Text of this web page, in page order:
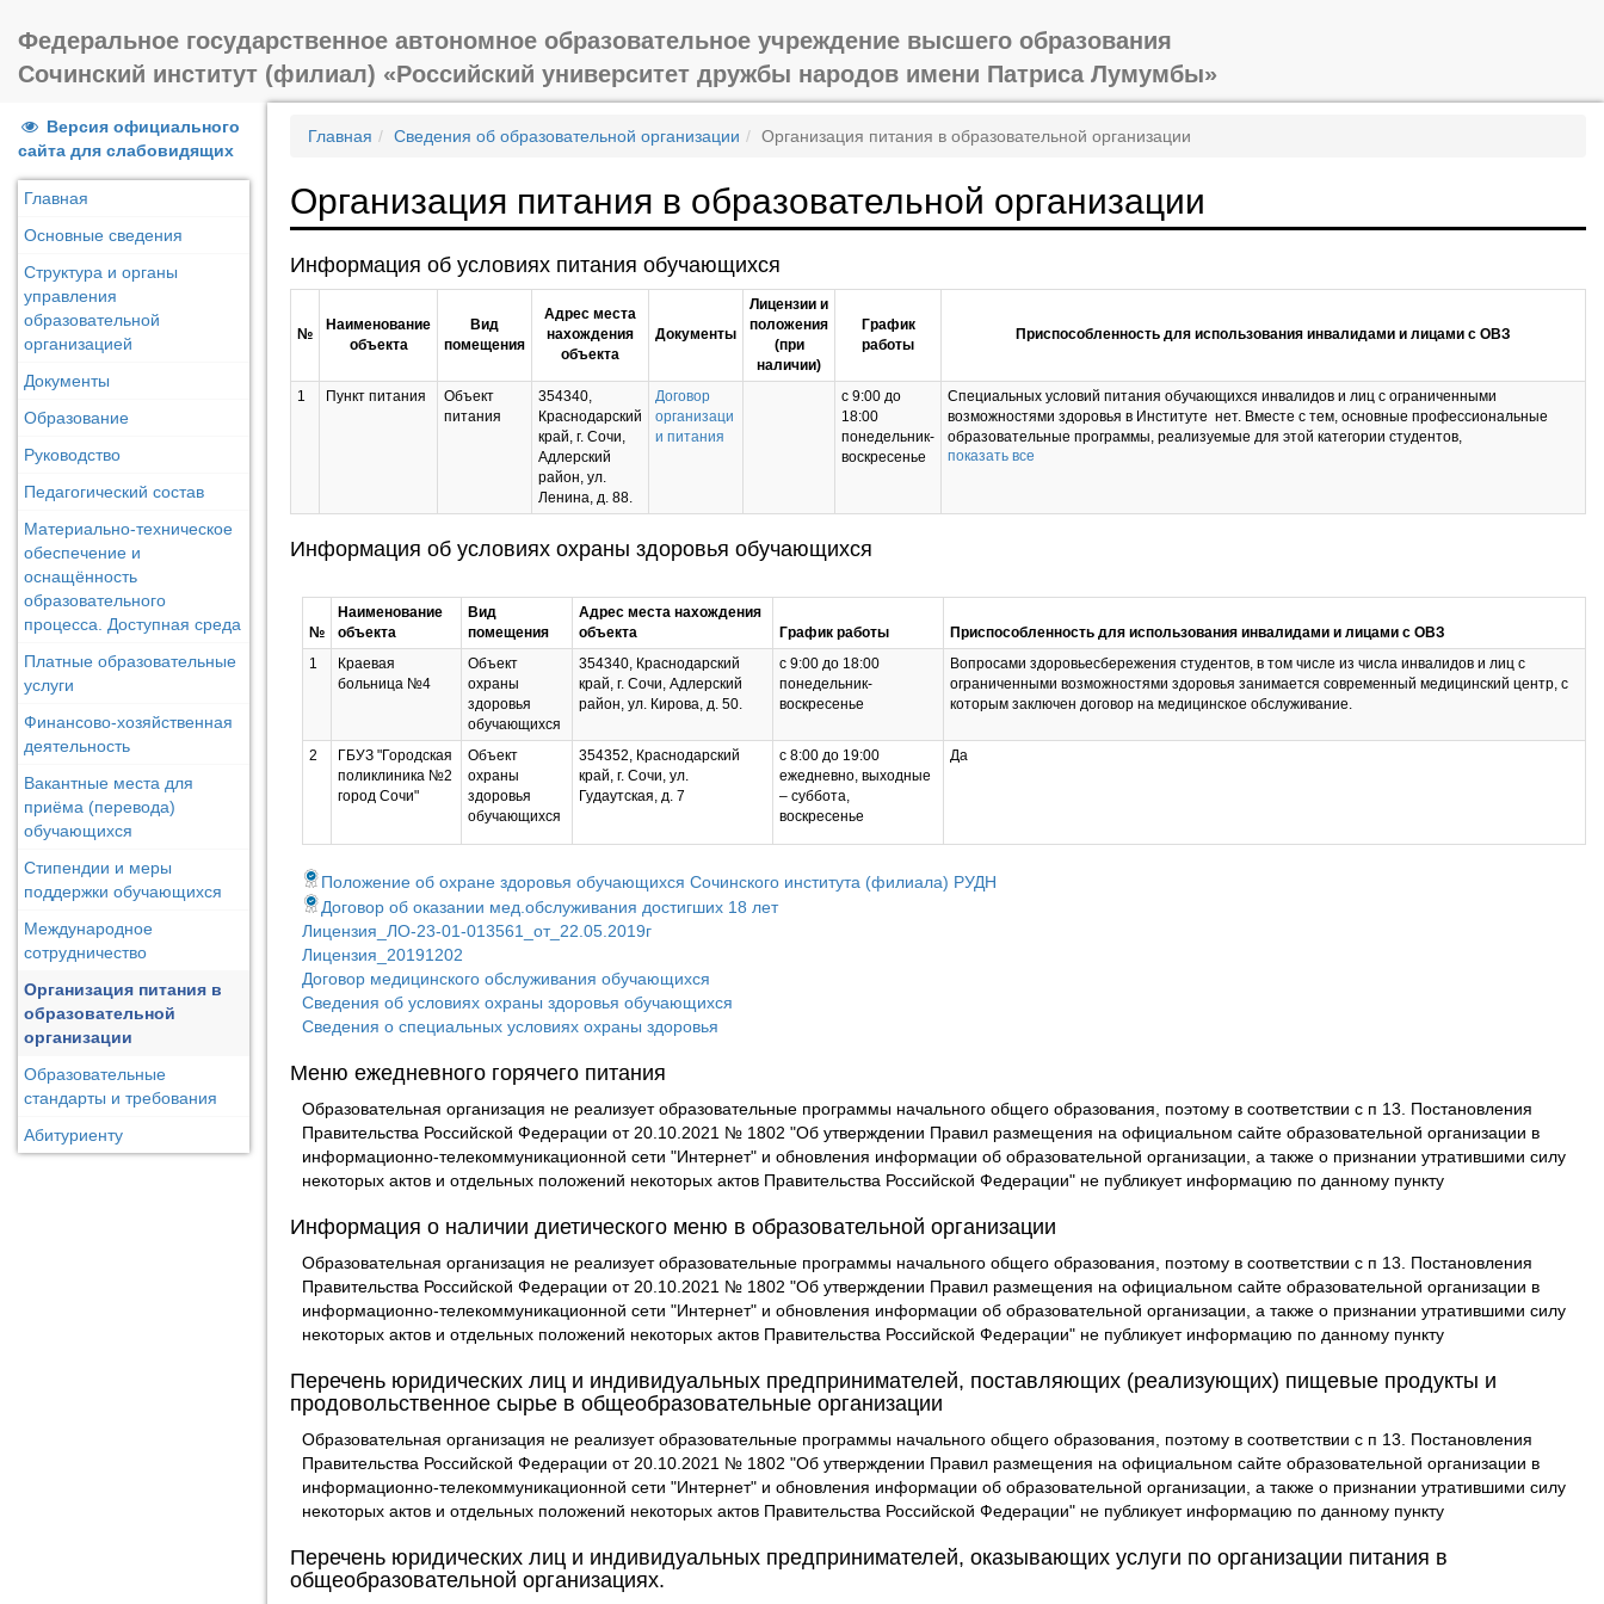
Федеральное государственное автономное образовательное учреждение высшего образования
Сочинский институт (филиал) «Российский университет дружбы народов имени Патриса Лумумбы»
Версия официального
сайта для слабовидящих
Главная
Основные сведения
Структура и органы
управления
образовательной
организацией
Документы
Образование
Руководство
Педагогический состав
Материально-техническое
обеспечение и
оснащённость
образовательного
процесса. Доступная среда
Платные образовательные
услуги
Финансово-хозяйственная
деятельность
Вакантные места для
приёма (перевода)
обучающихся
Стипендии и меры
поддержки обучающихся
Международное
сотрудничество
Организация питания в
образовательной
организации
Образовательные
стандарты и требования
Абитуриенту
Главная Сведения об образовательной организации Организация питания в образовательной организации
Организация питания в образовательной организации
Информация об условиях питания обучающихся
№
Наименование
объекта
Вид
помещения
Адрес места
нахождения
объекта
Документы
Лицензии и
положения
(при
наличии)
График
работы
Приспособленность для использования инвалидами и лицами с ОВЗ
1 Пункт питания
Объект
питания
354340,
Краснодарский
край, г. Сочи,
Адлерский
район, ул.
Ленина, д. 88.
Договор
организаци
и питания
с 9:00 до
18:00
понедельник-
воскресенье
Специальных условий питания обучающихся инвалидов и лиц с ограниченными
возможностями здоровья в Институте нет. Вместе с тем, основные профессиональные
образовательные программы, реализуемые для этой категории студентов,
предусматривают их особые потребности, в том числе в части организации режима
показать все
Информация об условиях охраны здоровья обучающихся
№
Наименование
объекта
Вид
помещения
Адрес места нахождения
объекта
График работы
Приспособленность для использования инвалидами и лицами с ОВЗ
1
Краевая
больница №4
Объект
охраны
здоровья
обучающихся
354340, Краснодарский
край, г. Сочи, Адлерский
район, ул. Кирова, д. 50.
с 9:00 до 18:00
понедельник-
воскресенье
Вопросами здоровьесбережения студентов, в том числе из числа инвалидов и лиц с
ограниченными возможностями здоровья занимается современный медицинский центр, с
которым заключен договор на медицинское обслуживание.
2
ГБУЗ "Городская
поликлиника №2
город Сочи"
Объект
охраны
здоровья
обучающихся
354352, Краснодарский
край, г. Сочи, ул.
Гудаутская, д. 7
с 8:00 до 19:00
ежедневно, выходные
– суббота,
воскресенье
Да
Положение об охране здоровья обучающихся Сочинского института (филиала) РУДН
Договор об оказании мед.обслуживания достигших 18 лет
Лицензия_ЛО-23-01-013561_от_22.05.2019г
Лицензия_20191202
Договор медицинского обслуживания обучающихся
Сведения об условиях охраны здоровья обучающихся
Сведения о специальных условиях охраны здоровья
Меню ежедневного горячего питания
Образовательная организация не реализует образовательные программы начального общего образования, поэтому в соответствии с п 13. Постановления
Правительства Российской Федерации от 20.10.2021 № 1802 "Об утверждении Правил размещения на официальном сайте образовательной организации в
информационно-телекоммуникационной сети "Интернет" и обновления информации об образовательной организации, а также о признании утратившими силу
некоторых актов и отдельных положений некоторых актов Правительства Российской Федерации" не публикует информацию по данному пункту
Информация о наличии диетического меню в образовательной организации
Образовательная организация не реализует образовательные программы начального общего образования, поэтому в соответствии с п 13. Постановления
Правительства Российской Федерации от 20.10.2021 № 1802 "Об утверждении Правил размещения на официальном сайте образовательной организации в
информационно-телекоммуникационной сети "Интернет" и обновления информации об образовательной организации, а также о признании утратившими силу
некоторых актов и отдельных положений некоторых актов Правительства Российской Федерации" не публикует информацию по данному пункту
Перечень юридических лиц и индивидуальных предпринимателей, поставляющих (реализующих) пищевые продукты и
продовольственное сырье в общеобразовательные организации
Образовательная организация не реализует образовательные программы начального общего образования, поэтому в соответствии с п 13. Постановления
Правительства Российской Федерации от 20.10.2021 № 1802 "Об утверждении Правил размещения на официальном сайте образовательной организации в
информационно-телекоммуникационной сети "Интернет" и обновления информации об образовательной организации, а также о признании утратившими силу
некоторых актов и отдельных положений некоторых актов Правительства Российской Федерации" не публикует информацию по данному пункту
Перечень юридических лиц и индивидуальных предпринимателей, оказывающих услуги по организации питания в
общеобразовательной организациях.